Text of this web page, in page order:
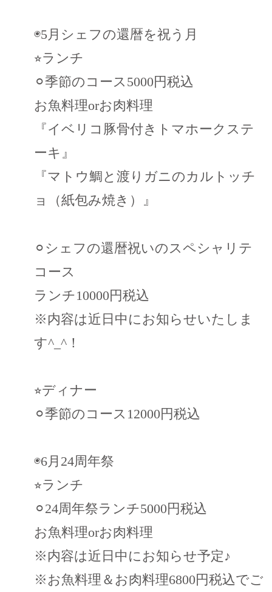
◉5月シェフの還暦を祝う月
⭐︎ランチ
⚪︎季節のコース5000円税込
お魚料理orお肉料理
『イベリコ豚骨付きトマホークステ
ーキ』
『マトウ鯛と渡りガニのカルトッチ
ョ（紙包み焼き）』
⚪︎シェフの還暦祝いのスペシャリテ
コース
ランチ10000円税込
※内容は近日中にお知らせいたしま
す^_^！
⭐︎ディナー
⚪︎季節のコース12000円税込
◉6月24周年祭
⭐︎ランチ
⚪︎24周年祭ランチ5000円税込
お魚料理orお肉料理
※内容は近日中にお知らせ予定♪
※お魚料理＆お肉料理6800円税込でご